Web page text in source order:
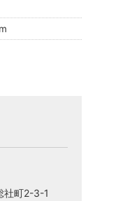
社町2-3-1